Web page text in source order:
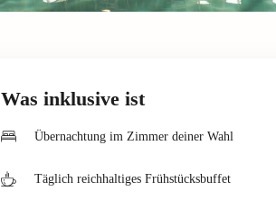
Was inklusive ist
Übernachtung im Zimmer deiner Wahl
Täglich reichhaltiges Frühstücksbuffet